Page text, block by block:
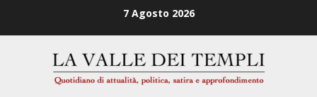
7 Agosto 2026